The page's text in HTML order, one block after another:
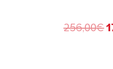
256,00€